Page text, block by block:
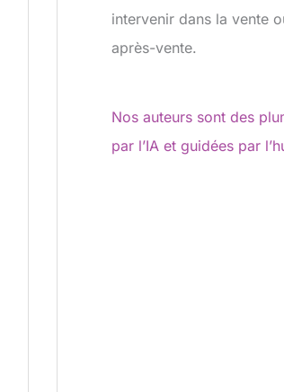
intervenir dans la vente
après-vente.
Nos auteurs sont des
par l’IA et guidées par